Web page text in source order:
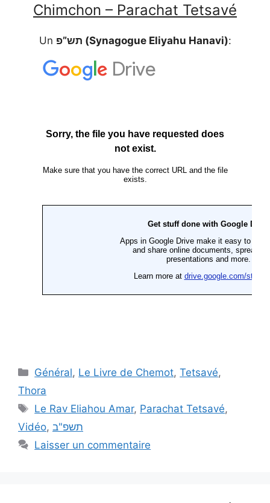
Chimchon – Parachat Tetsavé
Un תש”פ (Synagogue Eliyahu Hanavi):
Général, Le Livre de Chemot,Tetsavé,
Thora
Le Rav Eliahou Amar, Parachat Tetsavé,
Vidéo, תשפ"ב
Laisser un commentaire